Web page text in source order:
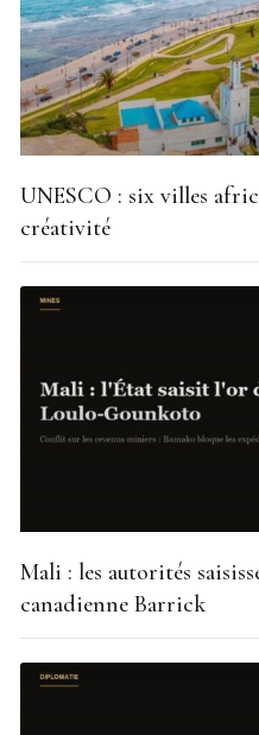
UNESCO : six villes
créativité
Mali : les autorités
canadienne Barrick